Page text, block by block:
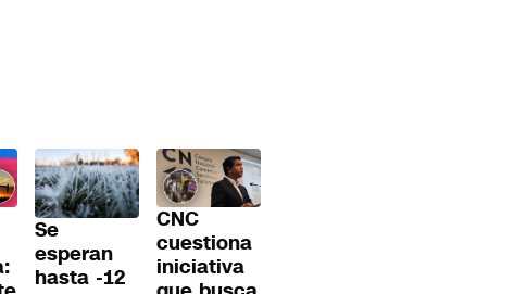
Se
esperan
hasta -12
CNC
cuestiona
iniciativa